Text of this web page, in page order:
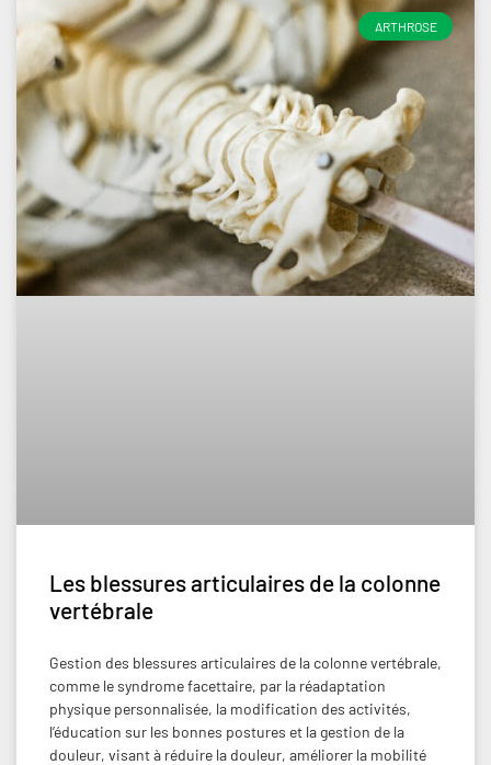
ARTHROSE
Les blessures articulaires de la colonne
vertébrale
Gestion des blessures articulaires de la colonne vertébrale,
comme le syndrome facettaire, par la réadaptation
physique personnalisée, la modification des activités,
l’éducation sur les bonnes postures et la gestion de la
douleur, visant à réduire la douleur, améliorer la mobilité